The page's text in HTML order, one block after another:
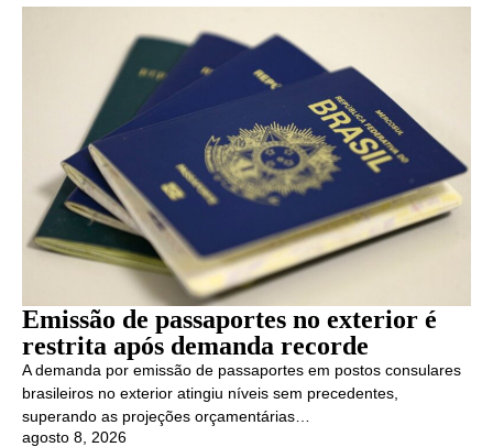
Emissão de passaportes no exterior é
restrita após demanda recorde
A demanda por emissão de passaportes em postos consulares
brasileiros no exterior atingiu níveis sem precedentes,
superando as projeções orçamentárias…
agosto 8, 2026